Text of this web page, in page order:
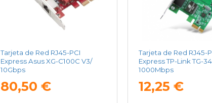
Tarjeta de Red RJ45-PCI
Express Asus XG-C100C V3/
10Gbps
80,50 €
Tarjeta de Red RJ45-
Express TP-Link TG-
1000Mbps
12,25 €